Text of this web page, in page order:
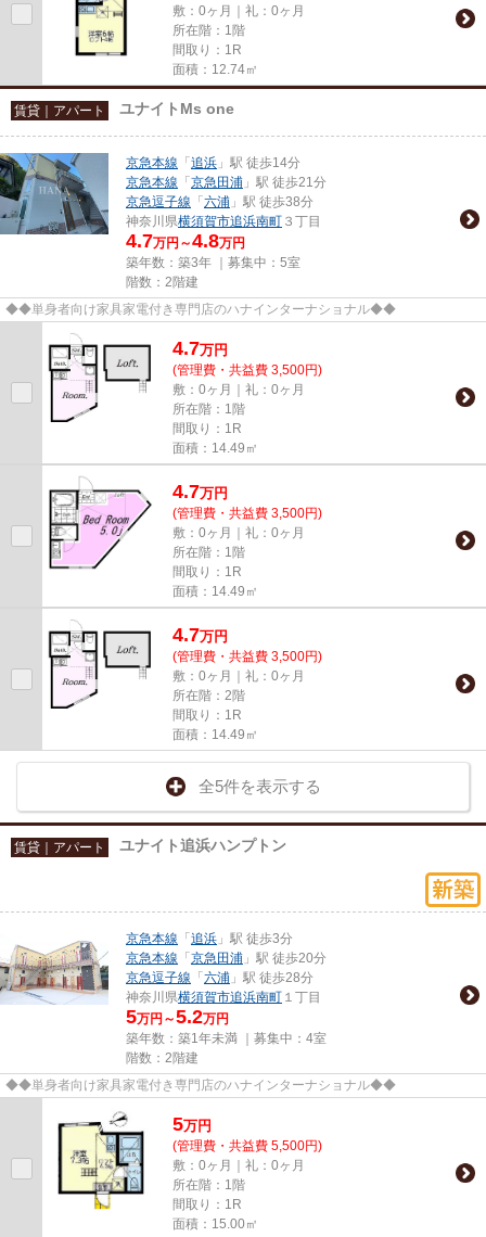
敷：0ヶ月｜礼：0ヶ月
所在階：1階
間取り：1R
面積：12.74㎡
賃貸｜アパート ユナイトMs one
京急本線 「 追浜 」駅 徒歩14分
京急本線 「 京急田浦 」駅 徒歩21分
京急逗子線 「 六浦 」駅 徒歩38分
神奈川県横須賀市追浜南町 ３丁目
4.7万円～4.8万円
築年数：築3年 ｜募集中： 5室
階数：2階建
◆◆単身者向け家具家電付き専門店のハナインターナショナル◆◆
4.7万円
(管理費・共益費 3,500円)
敷：0ヶ月｜礼：0ヶ月
所在階：1階
間取り：1R
面積：14.49㎡
4.7万円
(管理費・共益費 3,500円)
敷：0ヶ月｜礼：0ヶ月
所在階：1階
間取り：1R
面積：14.49㎡
4.7万円
(管理費・共益費 3,500円)
敷：0ヶ月｜礼：0ヶ月
所在階：2階
間取り：1R
面積：14.49㎡
全5件を表示する
賃貸｜アパート ユナイト追浜ハンプトン
京急本線 「 追浜 」駅 徒歩3分
京急本線 「 京急田浦 」駅 徒歩20分
京急逗子線 「 六浦 」駅 徒歩28分
神奈川県横須賀市追浜南町 １丁目
5万円～5.2万円
築年数：築1年未満 ｜募集中： 4室
階数：2階建
◆◆単身者向け家具家電付き専門店のハナインターナショナル◆◆
5万円
(管理費・共益費 5,500円)
敷：0ヶ月｜礼：0ヶ月
所在階：1階
間取り：1R
面積：15.00㎡